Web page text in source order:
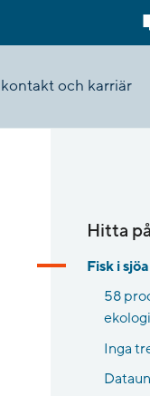
kontakt och karriär
Hitta
Fisk i
58
Inga